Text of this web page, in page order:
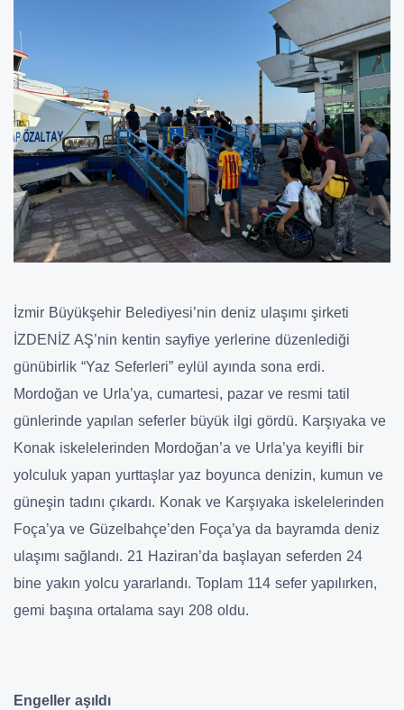
İzmir Büyükşehir Belediyesi’nin deniz ulaşımı şirketi
İZDENİZ AŞ’nin kentin sayfiye yerlerine düzenlediği
günübirlik “Yaz Seferleri” eylül ayında sona erdi.
Mordoğan ve Urla’ya, cumartesi, pazar ve resmi tatil
günlerinde yapılan seferler büyük ilgi gördü. Karşıyaka ve
Konak iskelelerinden Mordoğan’a ve Urla’ya keyifli bir
yolculuk yapan yurttaşlar yaz boyunca denizin, kumun ve
güneşin tadını çıkardı. Konak ve Karşıyaka iskelelerinden
Foça’ya ve Güzelbahçe’den Foça’ya da bayramda deniz
ulaşımı sağlandı. 21 Haziran’da başlayan seferden 24
bine yakın yolcu yararlandı. Toplam 114 sefer yapılırken,
gemi başına ortalama sayı 208 oldu.
Engeller aşıldı